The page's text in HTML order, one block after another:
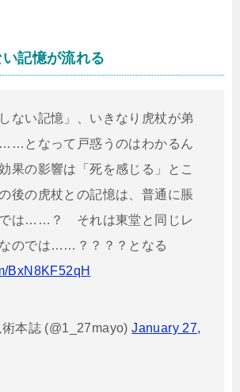
記憶が流れる
ない記憶」、いきなり虎杖が弟
となって戸惑うのはわかるん
果の影響は「死を感じる」とこ
後の虎杖との記憶は、普通に脹
では……？ それは東堂と同じレ
のでは……？？？？となる
BxN8KF52qH
本誌 (@1_27mayo)January 27,